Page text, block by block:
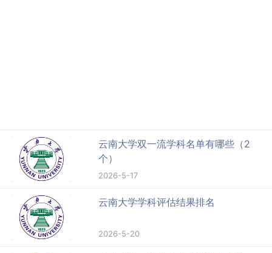
云南大学双一流学科名单有哪些（2
个）
2026-5-17
云南大学学科评估结果排名
2026-5-20